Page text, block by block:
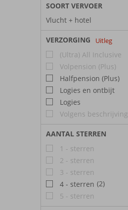
SOORT VERVOER
Vlucht + hotel
VERZORGING Uitleg
(Ultra) All Inclusive
Volpension (Plus)
Halfpension (Plus)
Logies en ontbijt
Logies
Volgens beschrijving
AANTAL STERREN
1 - sterren
2 - sterren
3 - sterren
4 - sterren (2)
5 - sterren